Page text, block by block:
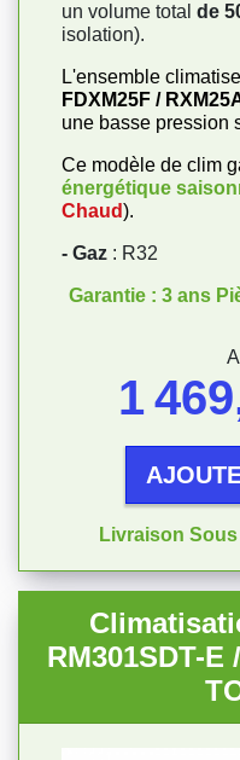
un volume total de
isolation).
L'ensemble
FDXM25F /
une basse pression
Ce modèle de clim
énergétique
Chaud).
- Gaz : R32
Garantie : 3 ans
1
Livraison
RM301SDT-E